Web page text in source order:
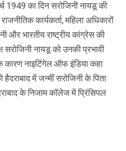
1949 का दिन सरोजिनी नायडू की
कार्यकर्ता, महिला अधिकारों
और भारतीय राष्ट्रीय कांग्रेस की
सरोजिनी नायडू को उनकी प्रभावी
नाइटिंगेल ऑफ इंडिया कहा
में जन्मीं सरोजिनी के पिता
के निजाम कॉलेज में प्रिंसिपल